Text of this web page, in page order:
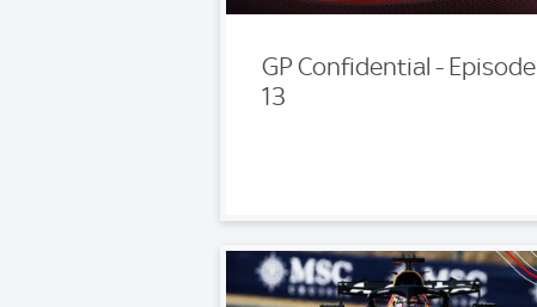
GP Confidential - Episode
13